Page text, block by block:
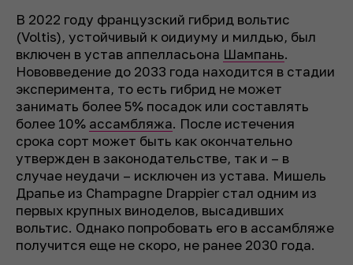
В 2022 году французский гибрид вольтис
(Voltis), устойчивый к оидиуму и милдью, был
включен в устав аппелласьона Шампань.
Нововведение до 2033 года находится в стадии
эксперимента, то есть гибрид не может
занимать более 5% посадок или составлять
более 10% ассамбляжа. После истечения
срока сорт может быть как окончательно
утвержден в законодательстве, так и – в
случае неудачи – исключен из устава. Мишель
Драпье из Champagne Drappier стал одним из
первых крупных виноделов, высадивших
вольтис. Однако попробовать его в ассамбляже
получится еще не скоро, не ранее 2030 года.